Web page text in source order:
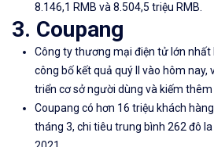
8.146,1 RMB và 8.504,5 triệu RMB.
3. Coupang
Công ty thương mại điện tử lớn nhất
công bố kết quả quý II vào hôm nay,
triển cơ sở người dùng và kiếm thêm
Coupang có hơn 16 triệu khách
tháng 3, chi tiêu trung bình 262 đô